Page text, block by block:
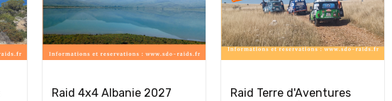
Raid 4x4 Albanie 2027
Raid Terre d'Aventures